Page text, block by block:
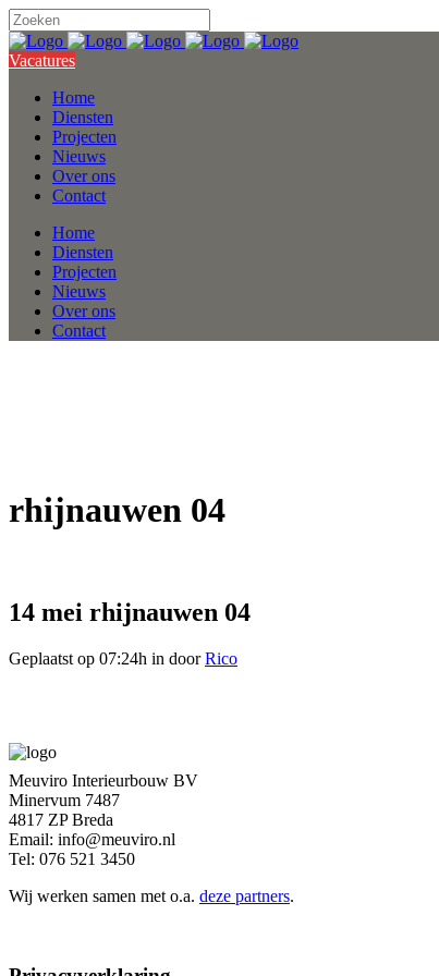
Vacatures
Home
Diensten
Projecten
Nieuws
Over ons
Contact
Home
Diensten
Projecten
Nieuws
Over ons
Contact
rhijnauwen 04
14 mei rhijnauwen 04
Geplaatst op 07:24h in doorRico
Meuviro Interieurbouw BV
Minervum 7487
4817 ZP Breda
Email: info@meuviro.nl
Tel: 076 521 3450
Wij werken samen met o.a. deze partners.